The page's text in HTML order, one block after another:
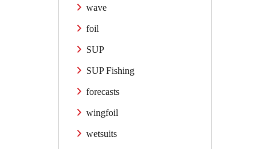
wave
foil
SUP
SUP Fishing
forecasts
wingfoil
wetsuits